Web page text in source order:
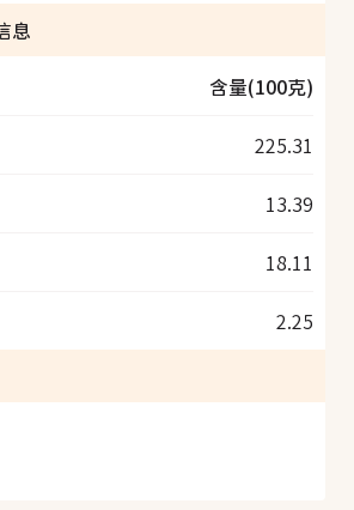
息
含量(100克)
225.31
13.39
18.11
2.25